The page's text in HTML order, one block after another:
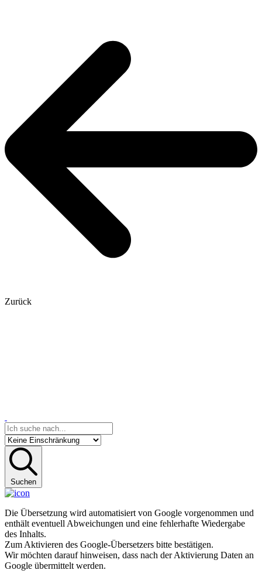
Zurück
Suchen
Die Übersetzung wird automatisiert von Google vorgenommen und
enthält eventuell Abweichungen und eine fehlerhafte Wiedergabe
des Inhalts.
Zum Aktivieren des Google-Übersetzers bitte bestätigen.
Wir möchten darauf hinweisen, dass nach der Aktivierung Daten an
Google übermittelt werden.